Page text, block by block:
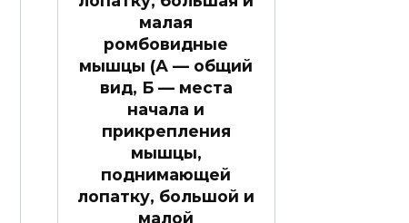
малая
ромбовидные
мышцы (А — общий
вид, Б — места
начала и
прикрепления
мышцы,
поднимающей
лопатку, большой и
малой